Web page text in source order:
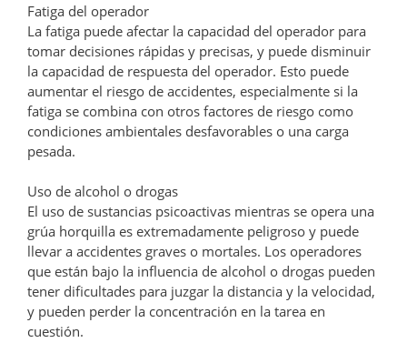
Fatiga del operador
La fatiga puede afectar la capacidad del operador para
tomar decisiones rápidas y precisas, y puede disminuir
la capacidad de respuesta del operador. Esto puede
aumentar el riesgo de accidentes, especialmente si la
fatiga se combina con otros factores de riesgo como
condiciones ambientales desfavorables o una carga
pesada.
Uso de alcohol o drogas
El uso de sustancias psicoactivas mientras se opera una
grúa horquilla es extremadamente peligroso y puede
llevar a accidentes graves o mortales. Los operadores
que están bajo la influencia de alcohol o drogas pueden
tener dificultades para juzgar la distancia y la velocidad,
y pueden perder la concentración en la tarea en
cuestión.